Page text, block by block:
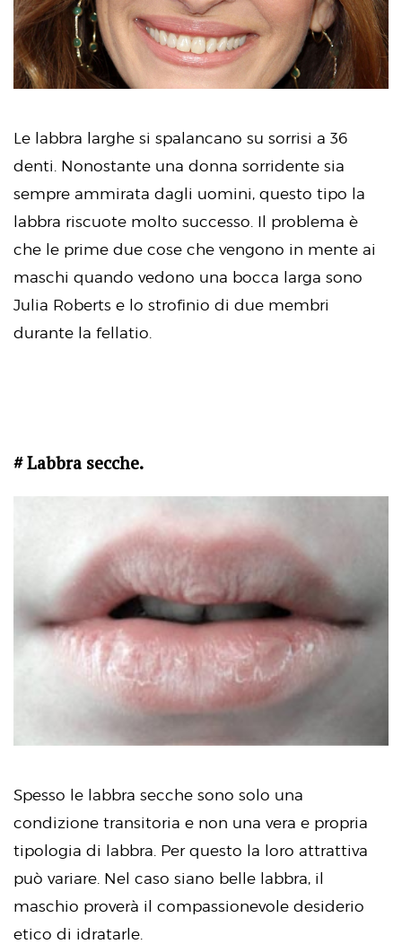
Le labbra larghe si spalancano su sorrisi a 36
denti. Nonostante una donna sorridente sia
sempre ammirata dagli uomini, questo tipo la
labbra riscuote molto successo. Il problema è
che le prime due cose che vengono in mente ai
maschi quando vedono una bocca larga sono
Julia Roberts e lo strofinio di due membri
durante la fellatio.
# Labbra secche.
Spesso le labbra secche sono solo una
condizione transitoria e non una vera e propria
tipologia di labbra. Per questo la loro attrattiva
può variare. Nel caso siano belle labbra, il
maschio proverà il compassionevole desiderio
etico di idratarle.